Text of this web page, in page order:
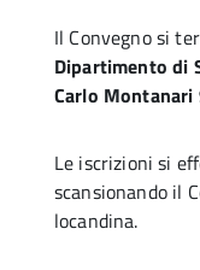
Il Convegno si
Dipartimento di
Carlo Montanari
Le iscrizioni si
scansionando il
locandina.